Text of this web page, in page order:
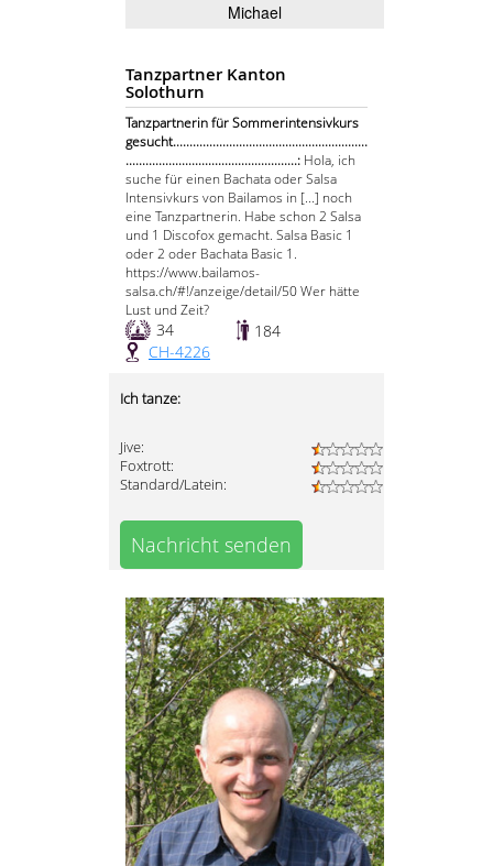
Michael
Tanzpartner Kanton
Solothurn
Tanzpartnerin für Sommerintensivkurs
gesucht...........................................................
....................................................: Hola, ich
suche für einen Bachata oder Salsa
Intensivkurs von Bailamos in [...] noch
eine Tanzpartnerin. Habe schon 2 Salsa
und 1 Discofox gemacht. Salsa Basic 1
oder 2 oder Bachata Basic 1.
https://www.bailamos-
salsa.ch/#!/anzeige/detail/50 Wer hätte
Lust und Zeit?
34
184
CH-4226
Ich tanze:
Jive:
Foxtrott:
Standard/Latein:
Nachricht senden